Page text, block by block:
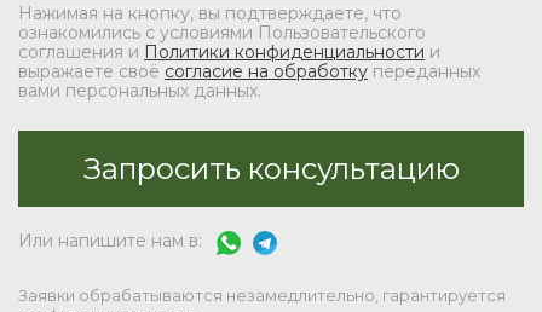
Нажимая на кнопку, вы подтверждаете, что
ознакомились с условиями Пользовательского
соглашения и Политики конфиденциальности и
выражаете своё согласие на обработкупереданных
вами персональных данных.
Или напишите нам в:
Заявки обрабатываются незамедлительно, гарантируется